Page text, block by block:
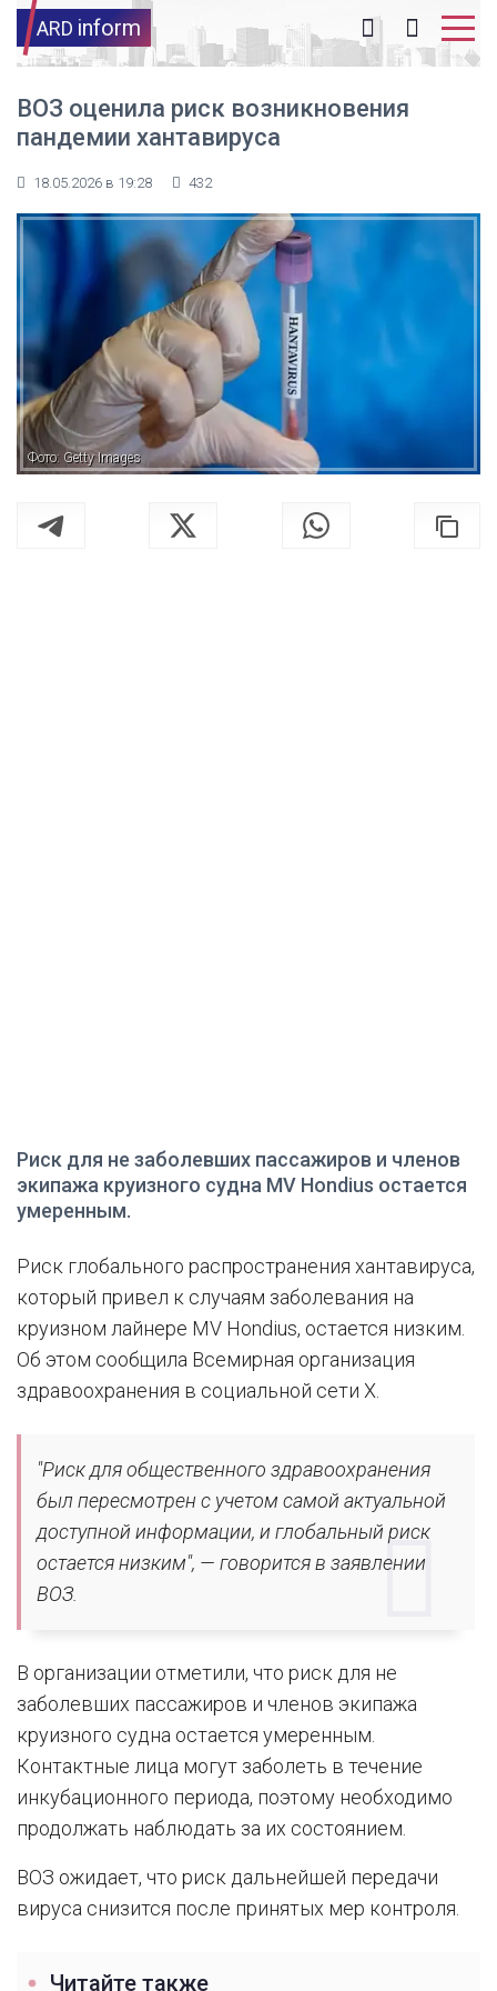
ARD inform
ВОЗ оценила риск возникновения
пандемии хантавируса
18.05.2026 в 19:28 432
Фото: Getty Images
Риск для не заболевших пассажиров и членов
экипажа круизного судна MV Hondius остается
умеренным.
Риск глобального распространения хантавируса,
который привел к случаям заболевания на
круизном лайнере MV Hondius, остается низким.
Об этом сообщила Всемирная организация
здравоохранения в социальной сети X.
"Риск для общественного здравоохранения
был пересмотрен с учетом самой актуальной
доступной информации, и глобальный риск
остается низким", — говорится в заявлении
ВОЗ.
В организации отметили, что риск для не
заболевших пассажиров и членов экипажа
круизного судна остается умеренным.
Контактные лица могут заболеть в течение
инкубационного периода, поэтому необходимо
продолжать наблюдать за их состоянием.
ВОЗ ожидает, что риск дальнейшей передачи
вируса снизится после принятых мер контроля.
Читайте также